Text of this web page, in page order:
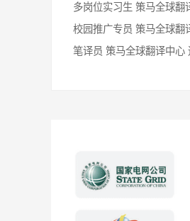
多岗位实习生 策马全球翻
校园推广专员 策马全球翻
笔译员 策马全球翻译中心